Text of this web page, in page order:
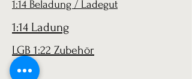
1:14 Beladung / Ladegut
1:14 Ladung
LGB 1:22 Zubehör